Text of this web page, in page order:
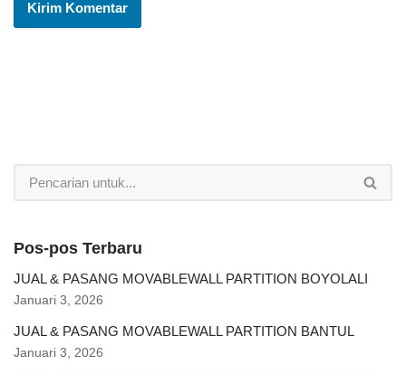
Pos-pos Terbaru
JUAL & PASANG MOVABLEWALL PARTITION BOYOLALI
Januari 3, 2026
JUAL & PASANG MOVABLEWALL PARTITION BANTUL
Januari 3, 2026